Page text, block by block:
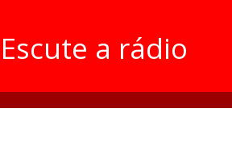
Escute a rádio